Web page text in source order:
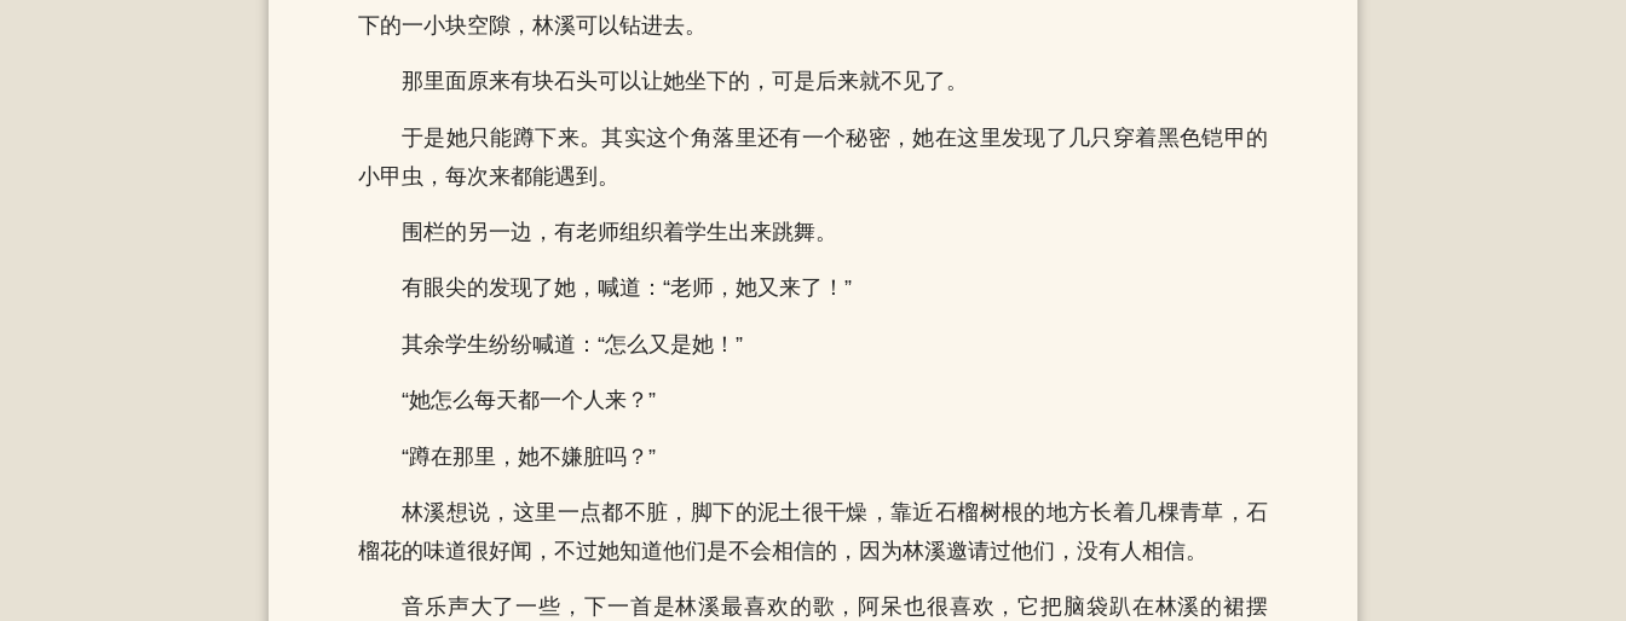
下的一小块空隙，林溪可以钻进去。
那里面原来有块石头可以让她坐下的，可是后来就不见了。
于是她只能蹲下来。其实这个角落里还有一个秘密，她在这里发现了几只穿着黑色铠甲的
小甲虫，每次来都能遇到。
围栏的另一边，有老师组织着学生出来跳舞。
有眼尖的发现了她，喊道：“老师，她又来了！”
其余学生纷纷喊道：“怎么又是她！”
“她怎么每天都一个人来？”
“蹲在那里，她不嫌脏吗？”
林溪想说，这里一点都不脏，脚下的泥土很干燥，靠近石榴树根的地方长着几棵青草，石
榴花的味道很好闻，不过她知道他们是不会相信的，因为林溪邀请过他们，没有人相信。
音乐声大了一些，下一首是林溪最喜欢的歌，阿呆也很喜欢，它把脑袋趴在林溪的裙摆